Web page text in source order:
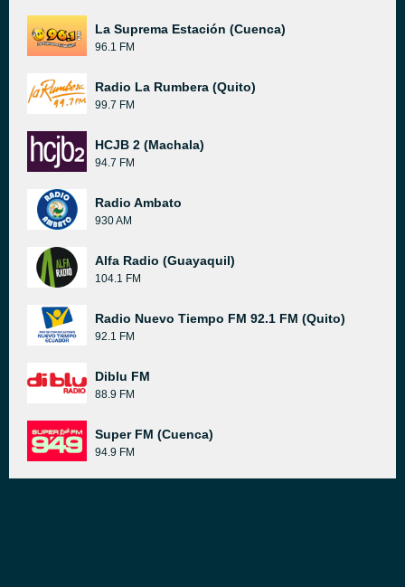
La Suprema Estación (Cuenca)
96.1 FM
Radio La Rumbera (Quito)
99.7 FM
HCJB 2 (Machala)
94.7 FM
Radio Ambato
930 AM
Alfa Radio (Guayaquil)
104.1 FM
Radio Nuevo Tiempo FM 92.1 FM (Quito)
92.1 FM
Diblu FM
88.9 FM
Super FM (Cuenca)
94.9 FM